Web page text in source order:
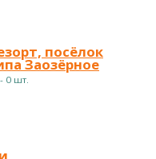
посёлок
Заозёрное
0 шт.